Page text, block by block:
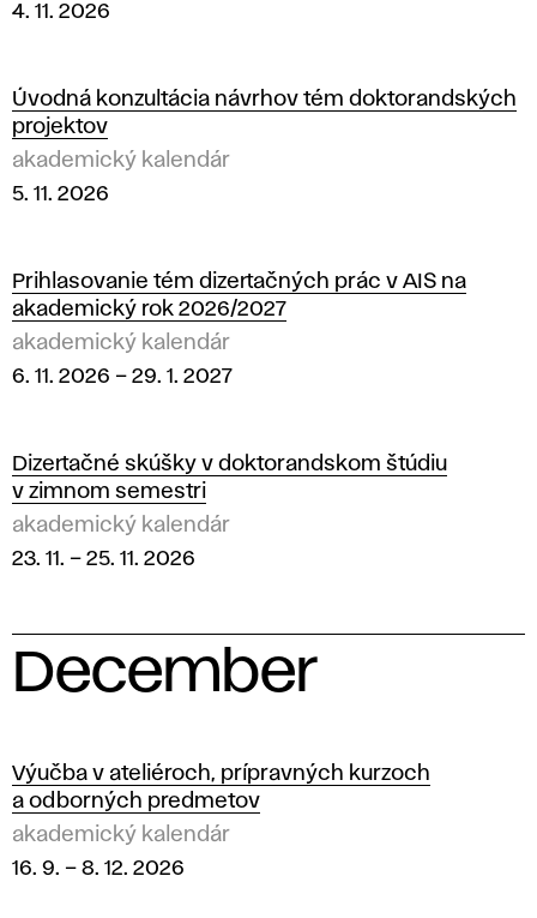
4. 11. 2026
Úvodná konzultácia návrhov tém doktorandských
projektov
akademický kalendár
5. 11. 2026
Prihlasovanie tém dizertačných prác v AIS na
akademický rok 2026/2027
akademický kalendár
6. 11. 2026 – 29. 1. 2027
Dizertačné skúšky v doktorandskom štúdiu
v zimnom semestri
akademický kalendár
23. 11. – 25. 11. 2026
December
0
2
6
Výučba v ateliéroch, prípravných kurzoch
a odborných predmetov
akademický kalendár
16. 9. – 8. 12. 2026